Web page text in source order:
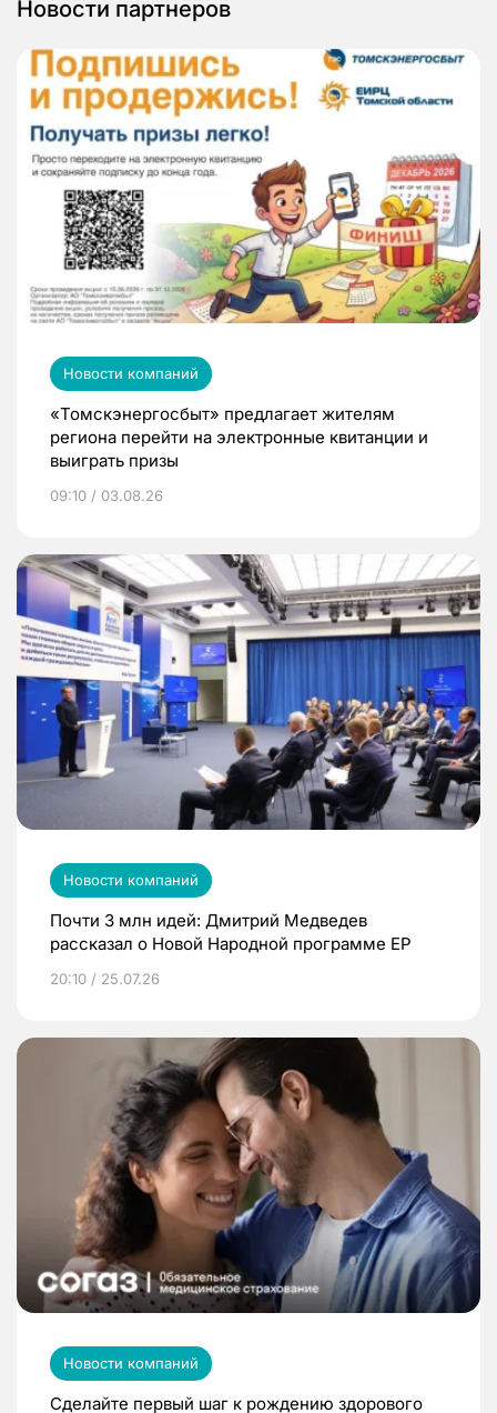
Новости партнеров
Новости компаний
«Томскэнергосбыт» предлагает жителям
региона перейти на электронные квитанции и
выиграть призы
09:10 / 03.08.26
Новости компаний
Почти 3 млн идей: Дмитрий Медведев
рассказал о Новой Народной программе ЕР
20:10 / 25.07.26
Новости компаний
Сделайте первый шаг к рождению здорового